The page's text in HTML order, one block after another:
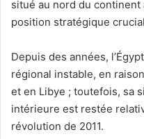
situé au nord du continent
position stratégique
Depuis des années,
régional instable, en
et en Libye ; toutefois, sa
intérieure est restée
révolution de 2011.